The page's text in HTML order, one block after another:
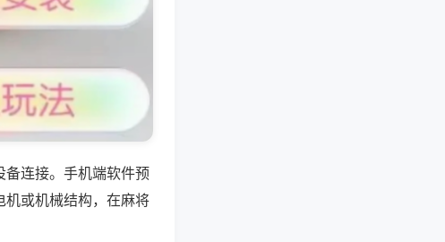
备连接。手机端软件预
机或机械结构，在麻将